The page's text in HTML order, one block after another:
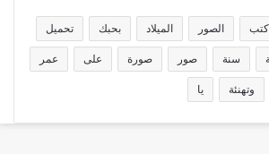
الصور الميلاد بحبك تحميل
سنة صور صورة على عمر
وتهنئة يا